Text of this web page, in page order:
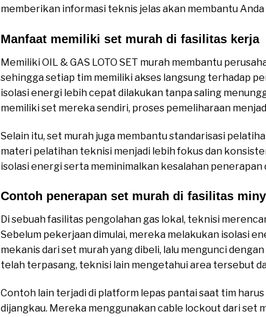
memberikan informasi teknis jelas akan membantu
Manfaat memiliki set murah di fasilitas kerja
Memiliki OIL & GAS LOTO SET murah membantu
sehingga setiap tim memiliki akses langsung terhadap
isolasi energi lebih cepat dilakukan tanpa saling
memiliki set mereka sendiri, proses pemeliharaan
Selain itu, set murah juga membantu standarisasi
materi pelatihan teknisi menjadi lebih fokus dan
isolasi energi serta meminimalkan kesalahan penerapan
Contoh penerapan set murah di fasilitas
Di sebuah fasilitas pengolahan gas lokal, teknisi
Sebelum pekerjaan dimulai, mereka melakukan isolasi
mekanis dari set murah yang dibeli, lalu mengunci
telah terpasang, teknisi lain mengetahui area tersebut
Contoh lain terjadi di platform lepas pantai saat tim
dijangkau. Mereka menggunakan cable lockout dari set